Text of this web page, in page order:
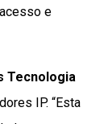
e
Tecnologia
IP. “Esta